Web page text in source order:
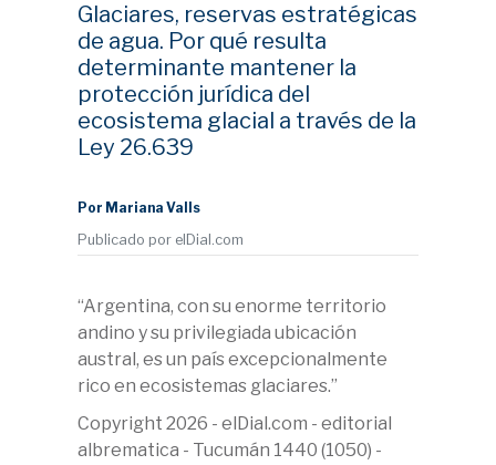
Glaciares, reservas estratégicas
de agua. Por qué resulta
determinante mantener la
protección jurídica del
ecosistema glacial a través de la
Ley 26.639
Por Mariana Valls
Publicado por elDial.com
“Argentina, con su enorme territorio
andino y su privilegiada ubicación
austral, es un país excepcionalmente
rico en ecosistemas glaciares.”
Copyright 2026 - elDial.com - editorial
albrematica - Tucumán 1440 (1050) -